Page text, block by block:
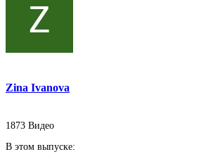
Zina Ivanova
1873 Видео
В этом выпуске: